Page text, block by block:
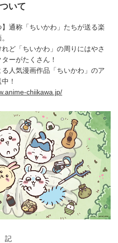
いて
】通称「ちいかわ」たちが送る楽
ど「ちいかわ」の周りにはやさ
ーがたくさん！
人気漫画作品「ちいかわ」のア
！
chiikawa.jp/
記